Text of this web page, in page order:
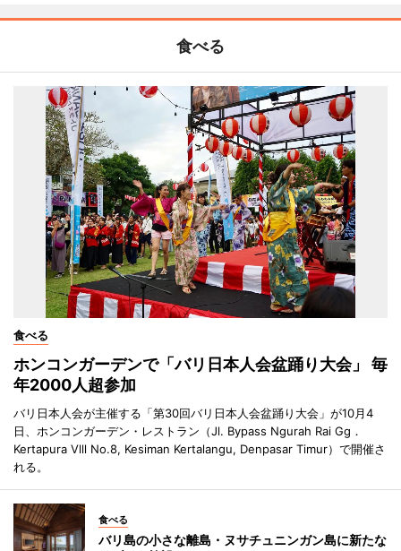
食べる
食べる
ホンコンガーデンで「バリ日本人会盆踊り大会」 毎
年2000人超参加
バリ日本人会が主催する「第30回バリ日本人会盆踊り大会」が10月4
日、ホンコンガーデン・レストラン（Jl. Bypass Ngurah Rai Gg．
Kertapura Vlll No.8, Kesiman Kertalangu, Denpasar Timur）で開催さ
れる。
食べる
バリ島の小さな離島・ヌサチュニンガン島に新たな